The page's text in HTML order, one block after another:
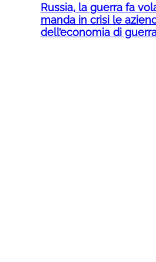
Russia, la guerra fa
manda in crisi le
dell’economia di